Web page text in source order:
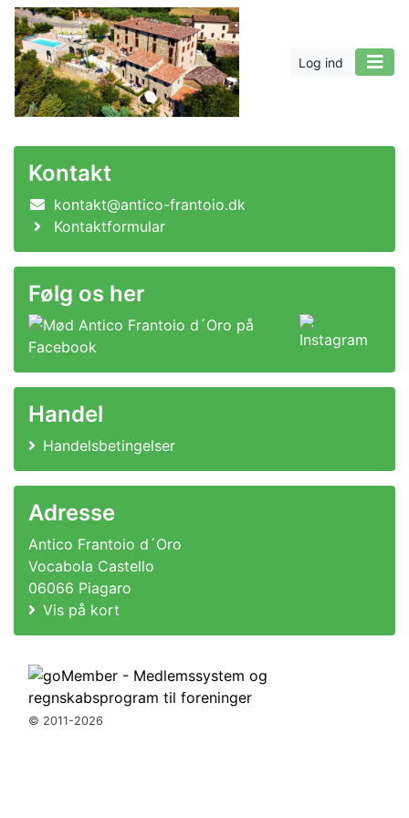
Log ind
Kontakt
kontakt@antico-frantoio.dk
Kontaktformular
Følg os her
Handel
Handelsbetingelser
Adresse
Antico Frantoio d´Oro
Vocabola Castello
06066 Piagaro
Vis på kort
© 2011-2026